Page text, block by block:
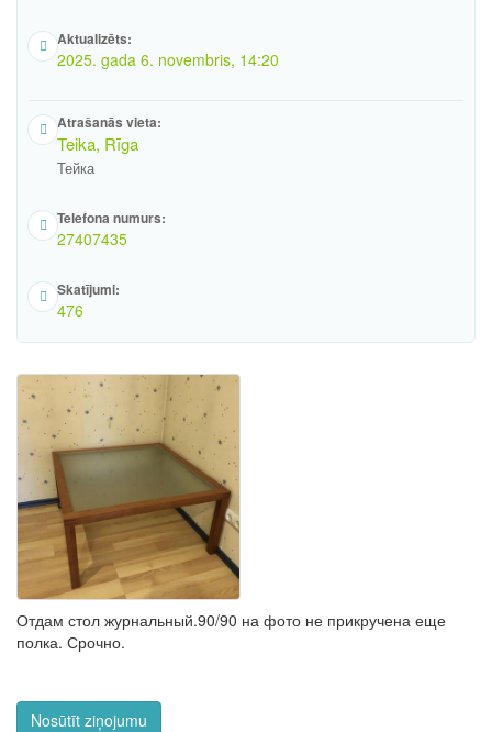
Aktualizēts:
2025. gada 6. novembris, 14:20
Atrašanās vieta:
Teika, Rīga
Тейка
Telefona numurs:
27407435
Skatījumi:
476
Отдам стол журнальный.90/90 на фото не прикручена еще
полка. Срочно.
Nosūtīt ziņojumu